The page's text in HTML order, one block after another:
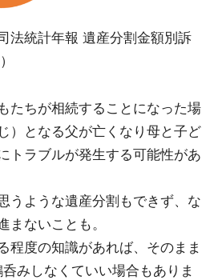
法統計年報 遺産分割金額別訴
たちが相続することになった場
）となる父が亡くなり母と子ど
トラブルが発生する可能性があ
うような遺産分割もできず、な
まないことも。
程度の知識があれば、そのまま
みしなくていい場合もありま